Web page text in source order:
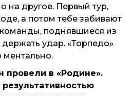
на другое. Первый тур,
а потом тебе забивают
команды, поднявшиеся из
держать удар. «Торпедо»
ментально.
провели в «Родине».